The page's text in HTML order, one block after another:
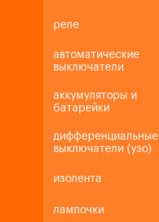
реле
автоматические
выключатели
аккумуляторы и
батарейки
дифференциальные
выключатели (узо)
изолента
лампочки